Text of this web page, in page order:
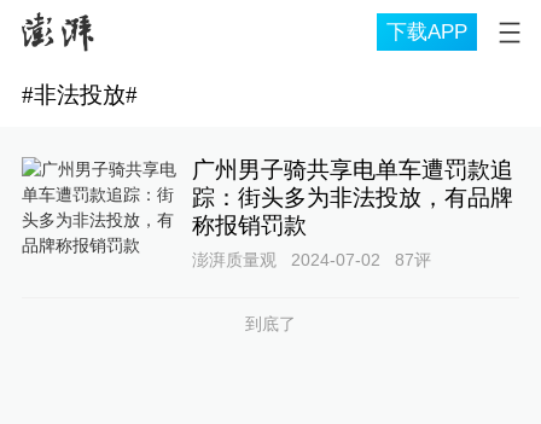
下载APP
#非法投放#
广州男子骑共享电单车遭罚款追
踪：街头多为非法投放，有品牌
称报销罚款
澎湃质量观 2024-07-02 87评
到底了